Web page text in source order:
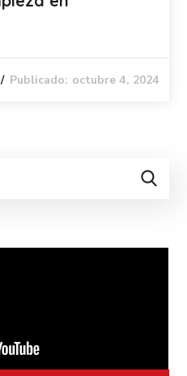
Publicado: octubre 4, 2024